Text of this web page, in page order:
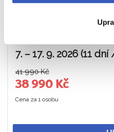
Z PRAHY
7. – 17. 9. 2026 (11
41 990 Kč
38 990 Kč
Cena za 1 osobu